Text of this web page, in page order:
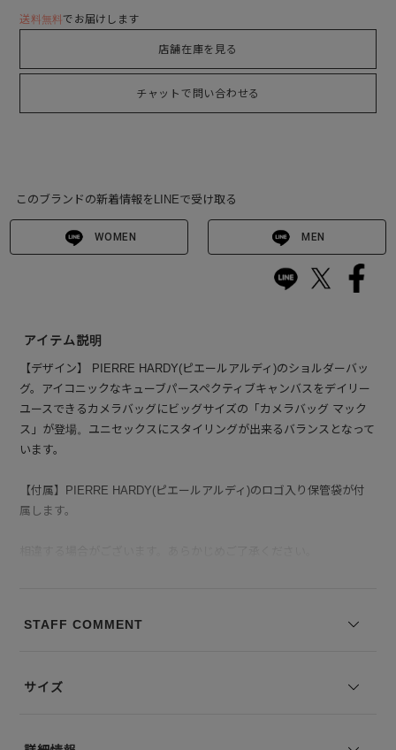
送料無料でお届けします
店舗在庫を見る
チャットで問い合わせる
このブランドの新着情報をLINEで受け取る
WOMEN MEN
アイテム説明
【デザイン】 PIERRE HARDY(ピエールアルディ)のショルダーバッ
グ。アイコニックなキューブパースペクティブキャンバスをデイリー
ユースできるカメラバッグにビッグサイズの「カメラバッグ マック
ス」が登場。ユニセックスにスタイリングが出来るバランスとなって
います。
【付属】PIERRE HARDY(ピエールアルディ)のロゴ入り保管袋が付
属します。
STAFF COMMENT
サイズ